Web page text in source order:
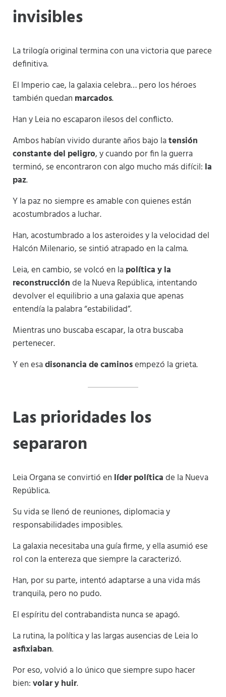
invisibles
La trilogía original termina con una victoria que parece
definitiva.
El Imperio cae, la galaxia celebra… pero los héroes
también quedan marcados.
Han y Leia no escaparon ilesos del conflicto.
Ambos habían vivido durante años bajo latensión
constante del peligro, y cuando por fin la guerra
terminó, se encontraron con algo mucho más difícil: la
paz.
Y la paz no siempre es amable con quienes están
acostumbrados a luchar.
Han, acostumbrado a los asteroides y la velocidad del
Halcón Milenario, se sintió atrapado en la calma.
Leia, en cambio, se volcó en lapolítica y la
reconstrucciónde la Nueva República, intentando
devolver el equilibrio a una galaxia que apenas
entendía la palabra “estabilidad”.
Mientras uno buscaba escapar, la otra buscaba
pertenecer.
Y en esadisonancia de caminosempezó la grieta.
Las prioridades los
separaron
Leia Organa se convirtió en líder políticade la Nueva
República.
Su vida se llenó de reuniones, diplomacia y
responsabilidades imposibles.
La galaxia necesitaba una guía firme, y ella asumió ese
rol con la entereza que siempre la caracterizó.
Han, por su parte, intentó adaptarse a una vida más
tranquila, pero no pudo.
El espíritu del contrabandista nunca se apagó.
La rutina, la política y las largas ausencias de Leia lo
asfixiaban.
Por eso, volvió a lo único que siempre supo hacer
bien:volar y huir.